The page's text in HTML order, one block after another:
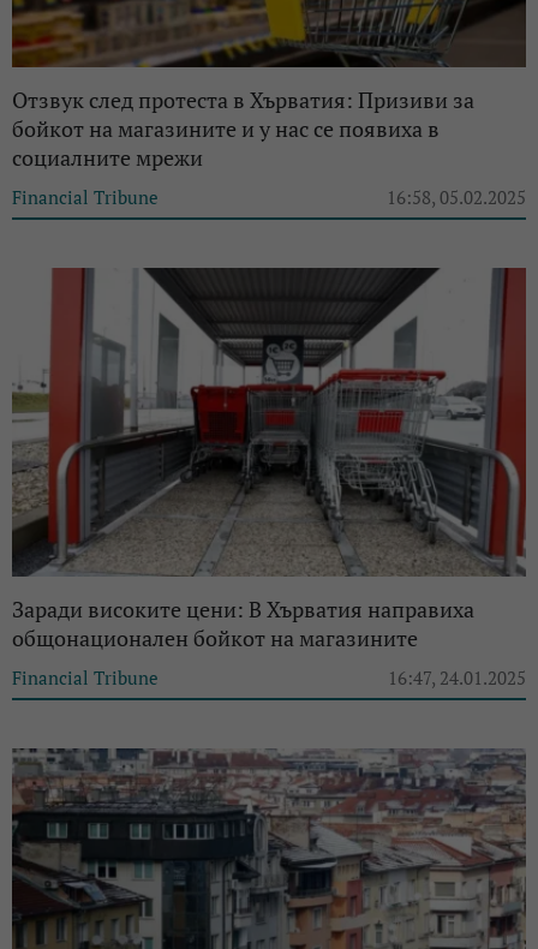
Отзвук след протеста в Хърватия: Призиви за
бойкот на магазините и у нас се появиха в
социалните мрежи
Financial Tribune 16:58, 05.02.2025
Заради високите цени: В Хърватия направиха
общонационален бойкот на магазините
Financial Tribune 16:47, 24.01.2025